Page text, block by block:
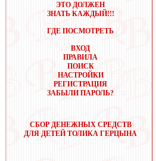
ЭТО ДОЛЖЕН
ЗНАТЬ КАЖДЫЙ!!!
ГДЕ ПОСМОТРЕТЬ
ВХОД
ПРАВИЛА
ПОИСК
НАСТРОЙКИ
РЕГИСТРАЦИЯ
ЗАБЫЛИ ПАРОЛЬ?
СБОР ДЕНЕЖНЫХ СРЕДСТВ
ДЛЯ ДЕТЕЙ ТОЛИКА ГЕРЦЫНА